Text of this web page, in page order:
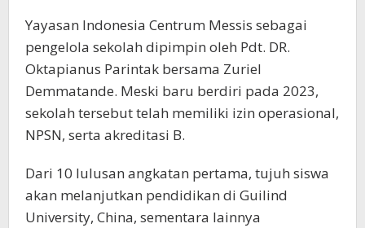
Yayasan Indonesia Centrum Messis sebagai
pengelola sekolah dipimpin oleh Pdt. DR.
Oktapianus Parintak bersama Zuriel
Demmatande. Meski baru berdiri pada 2023,
sekolah tersebut telah memiliki izin operasional,
NPSN, serta akreditasi B.
Dari 10 lulusan angkatan pertama, tujuh siswa
akan melanjutkan pendidikan di Guilind
University, China, sementara lainnya